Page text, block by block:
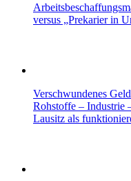
versus „Prekarier in
Verschwundenes
Rohstoffe – Industrie
Lausitz als